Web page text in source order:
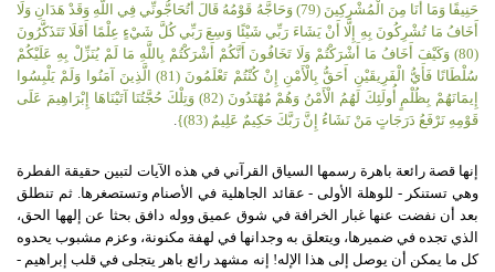
حَنِيفًا وَمَا أَنَا مِنَ الْمُشْرِكِينَ (79) وَحَاجَّهُ قَوْمُهُ قَالَ أَتُحَاجُّونِّي فِي اللَّهِ وَقَدْ هَدَانِ وَلَا
أَخَافُ مَا تُشْرِكُونَ بِهِ إِلَّا أَنْ يَشَاءَ رَبِّي شَيْئًا وَسِعَ رَبِّي كُلَّ شَيْءٍ عِلْمًا أَفَلَا تَتَذَكَّرُونَ
(80) وَكَيْفَ أَخَافُ مَا أَشْرَكْتُمْ وَلَا تَخَافُونَ أَنَّكُمْ أَشْرَكْتُمْ بِاللَّهِ مَا لَمْ يُنَزِّلْ بِهِ عَلَيْكُمْ
سُلْطَانًا فَأَيُّ الْفَرِيقَيْنِ أَحَقُّ بِالْأَمْنِ إِنْ كُنْتُمْ تَعْلَمُونَ (81) الَّذِينَ آمَنُوا وَلَمْ يَلْبِسُوا
إِيمَانَهُمْ بِظُلْمٍ أُولَئِكَ لَهُمُ الْأَمْنُ وَهُمْ مُهْتَدُونَ (82) وَتِلْكَ حُجَّتُنَا آتَيْنَاهَا إِبْرَاهِيمَ عَلَى
قَوْمِهِ نَرْفَعُ دَرَجَاتٍ مَنْ نَشَاءُ إِنَّ رَبَّكَ حَكِيمٌ عَلِيمٌ (83)}
.
إنها قصة رائعة باهرة رسمها السياق القرآني في هذه الآيات لتبين حقيقة الفطرة
وهي تستنكر - للوهلة الأولى - عقائد الجاهلية في الأصنام وتستصغرها. ثم تنطلق
بعد أن نفضت عنها غبار الخرافة في شوق عميق ووله دافق بحثا عن إلهها الحق،
الذي تجده في ضميرها، ويتعلق به وجدانها في لهفة مكنونة، وعزم مشبوب يحدوه
كل ما يمكن أن يوصل إلى هذا الإله! إنه مشهد رائع باهر يتجلى في قلب إبراهيم -